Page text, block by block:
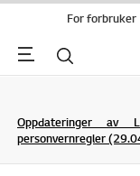
For forbruker
Menu Søk
Oppdateringer av
personvernregler